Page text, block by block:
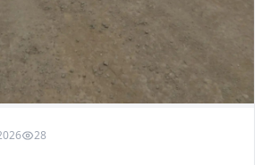
28